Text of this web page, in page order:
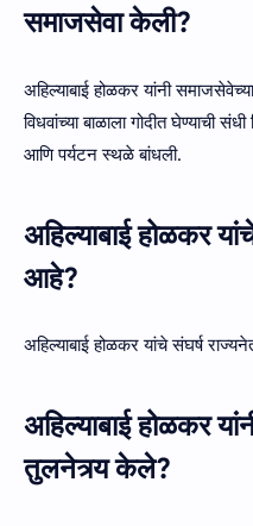
समाजसेवा केली?
अहिल्याबाई होळकर यांनी
विधवांच्या बाळाला गोदीत घेण्याची
आणि पर्यटन स्थळे बांधली.
अहिल्याबाई होळकर
आहे?
अहिल्याबाई होळकर यांचे संघर्ष
अहिल्याबाई होळकर
तुलनेत्र्य केले?